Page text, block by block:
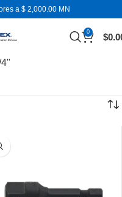
a $ 2,000.00 MN
0 $